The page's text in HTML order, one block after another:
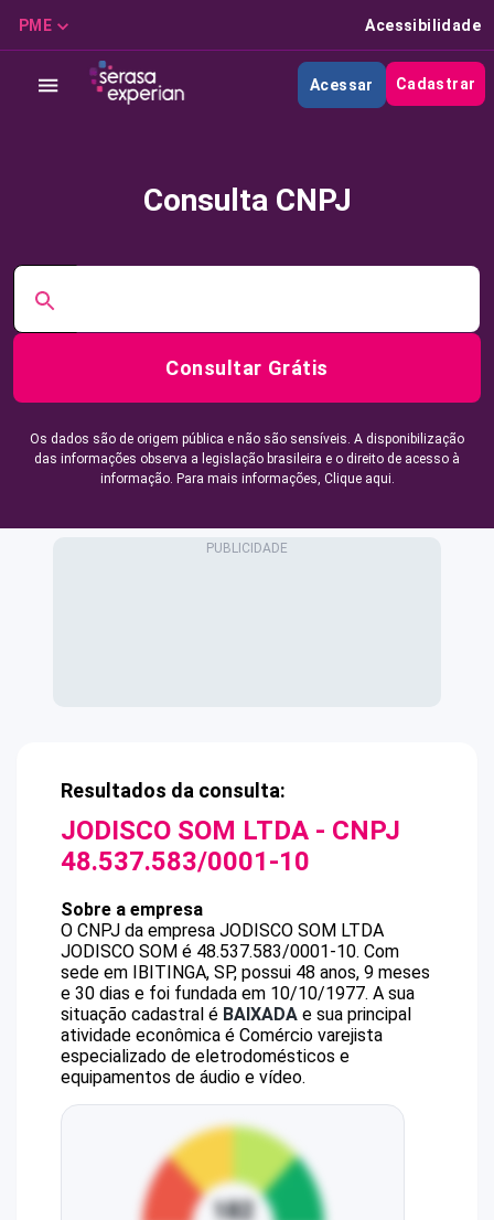
PME Acessibilidade
Acessar Cadastrar
Consulta CNPJ
Consultar Grátis
Os dados são de origem pública e não são sensíveis. A disponibilização
das informações observa a legislação brasileira e o direito de acesso à
informação. Para mais informações, Clique aqui.
Resultados da consulta:
JODISCO SOM LTDA - CNPJ
48.537.583/0001-10
Sobre a empresa
O CNPJ da empresa JODISCO SOM LTDA
JODISCO SOM é 48.537.583/0001-10. Com
sede em IBITINGA, SP, possui 48 anos, 9 meses
e 30 dias e foi fundada em 10/10/1977. A sua
situação cadastral é BAIXADA e sua principal
atividade econômica é Comércio varejista
especializado de eletrodomésticos e
equipamentos de áudio e vídeo.